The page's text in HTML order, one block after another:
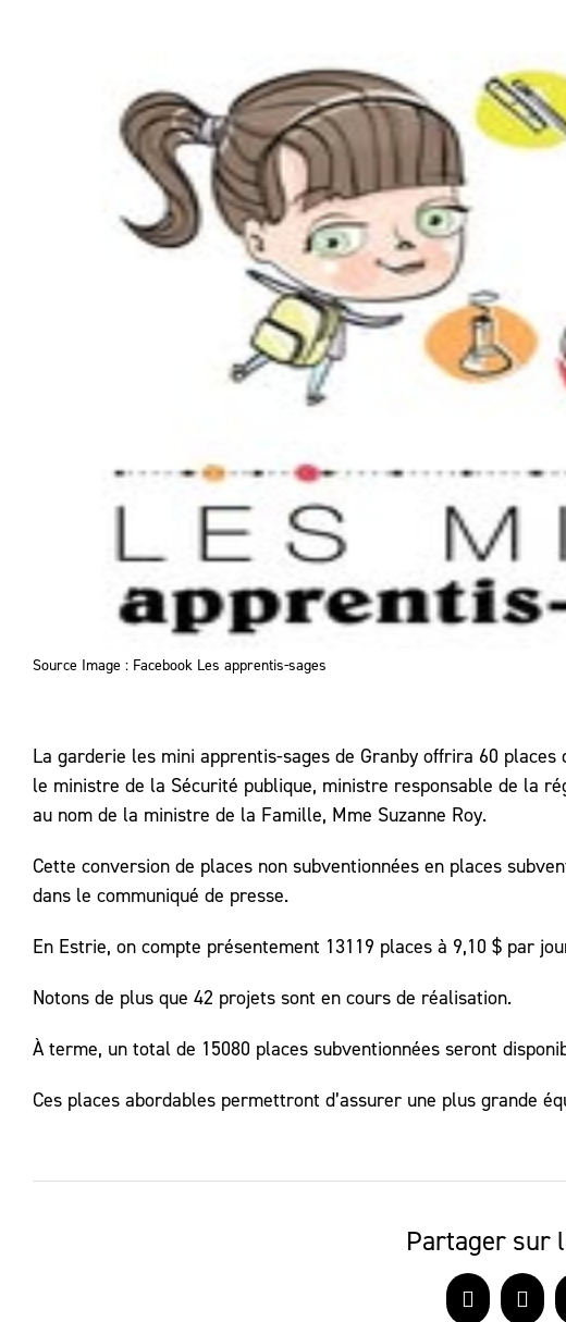
Source Image : Facebook Les apprentis-sages
La garderie les mini apprentis-sages de Granby offrira 60
le ministre de la Sécurité publique, ministre responsable de la
au nom de la ministre de la Famille, Mme Suzanne Roy.
Cette conversion de places non subventionnées en places
dans le communiqué de presse.
En Estrie, on compte présentement 13119 places à 9,10 $ par
Notons de plus que 42 projets sont en cours de réalisation.
À terme, un total de 15080 places subventionnées seront
Ces places abordables permettront d’assurer une plus grande
Partager sur
Facebook
X